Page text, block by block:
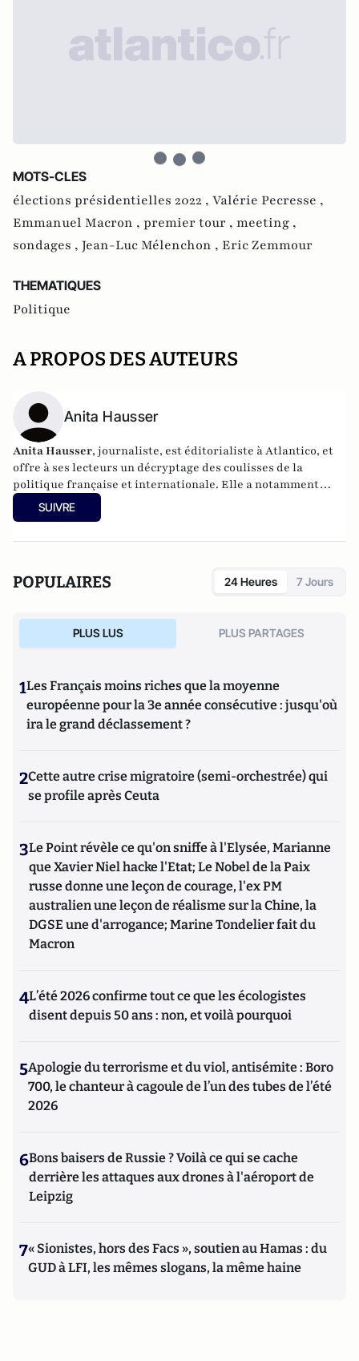
MOTS-CLES
élections présidentielles 2022 , Valérie Pecresse ,
Emmanuel Macron , premier tour , meeting ,
sondages , Jean-Luc Mélenchon , Eric Zemmour
THEMATIQUES
Politique
A PROPOS DES AUTEURS
Anita Hausser
Anita Hausser, journaliste, est éditorialiste à Atlantico, et
offre à ses lecteurs un décryptage des coulisses de la
politique française et internationale. Elle a notamment
publiéSarkozy, itinéraire d'une ambition
l'Archipel, 2003). Elle a également réalisé les documentaires
SUIVRE
POPULAIRES 24 Heures 7 Jours
PLUS LUS PLUS PARTAGES
1Les Français moins riches que la moyenne
européenne pour la 3e année consécutive : jusqu'où
ira le grand déclassement ?
2Cette autre crise migratoire (semi-orchestrée) qui
se profile après Ceuta
3Le Point révèle ce qu'on sniffe à l'Elysée, Marianne
que Xavier Niel hacke l'Etat; Le Nobel de la Paix
russe donne une leçon de courage, l'ex PM
australien une leçon de réalisme sur la Chine, la
DGSE une d'arrogance; Marine Tondelier fait du
Macron
4L’été 2026 confirme tout ce que les écologistes
disent depuis 50 ans : non, et voilà pourquoi
5Apologie du terrorisme et du viol, antisémite : Boro
700, le chanteur à cagoule de l’un des tubes de l’été
2026
6Bons baisers de Russie ? Voilà ce qui se cache
derrière les attaques aux drones à l'aéroport de
Leipzig
7« Sionistes, hors des Facs », soutien au Hamas : du
GUD à LFI, les mêmes slogans, la même haine